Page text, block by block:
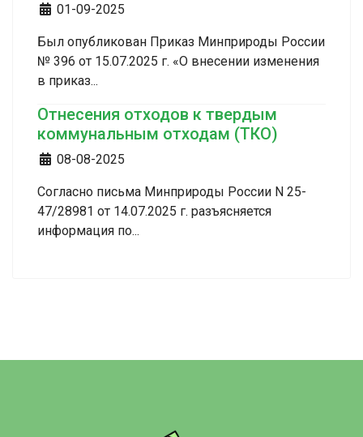
Информация о материале
01-09-2025
Был опубликован Приказ Минприроды России
№ 396 от 15.07.2025 г. «О внесении изменения
в приказ...
Отнесения отходов к твердым
коммунальным отходам (ТКО)
Информация о материале
08-08-2025
Согласно письма Минприроды России N 25-
47/28981 от 14.07.2025 г. разъясняется
информация по...